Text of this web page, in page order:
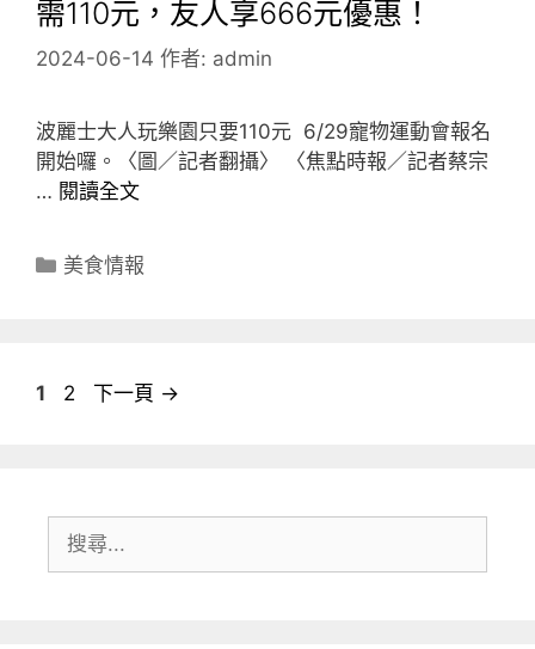
需110元，友人享666元優惠！
2024-06-14 作者: admin
波麗士大人玩樂園只要110元 6/29寵物運動會報名
開始囉。〈圖／記者翻攝〉 〈焦點時報／記者蔡宗
… 閱讀全文
分
美食情報
頁
1
頁
2 下一頁 →
尋: